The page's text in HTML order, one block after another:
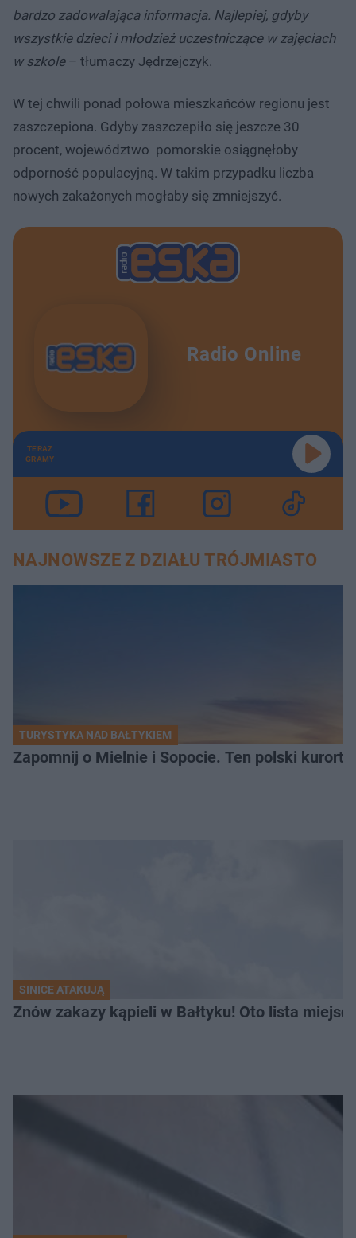
bardzo zadowalająca informacja. Najlepiej, gdyby
wszystkie dzieci i młodzież uczestniczące w zajęciach
w szkole– tłumaczy Jędrzejczyk.
W tej chwili ponad połowa mieszkańców regionu jest
zaszczepiona. Gdyby zaszczepiło się jeszcze 30
procent, województwo pomorskie osiągnęłoby
odporność populacyjną. W takim przypadku liczba
nowych zakażonych mogłaby się zmniejszyć.
Radio Online
TERAZ
GRAMY
NAJNOWSZE Z DZIAŁU TRÓJMIASTO
TURYSTYKA NAD BAŁTYKIEM
Zapomnij o Mielnie i Sopocie. Ten polski kurort
SINICE ATAKUJĄ
Znów zakazy kąpieli w Bałtyku! Oto lista miejsc